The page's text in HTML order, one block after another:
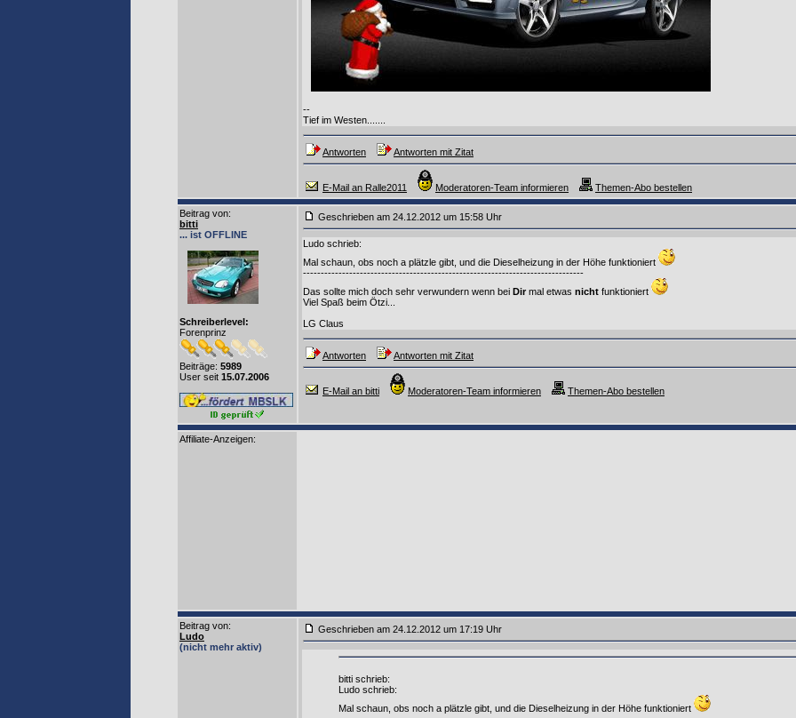
--
Tief im Westen.......
Antworten Antworten mit Zitat
E-Mail an Ralle2011 Moderatoren-Team informieren Themen-Abo bestellen
Beitrag von:
bitti
... ist OFFLINE
Schreiberlevel:
Forenprinz
Beiträge: 5989
User seit 15.07.2006
Geschrieben am 24.12.2012 um 15:58 Uhr
Ludo schrieb:
Mal schaun, obs noch a plätzle gibt, und die Dieselheizung in der Höhe funktioniert
-------------------------------------------------------------------------------
Das sollte mich doch sehr verwundern wenn bei Dir mal etwas nicht funktioniert
Viel Spaß beim Ötzi...
LG Claus
Antworten Antworten mit Zitat
E-Mail an bitti Moderatoren-Team informieren Themen-Abo bestellen
Affiliate-Anzeigen:
Beitrag von:
Ludo
(nicht mehr aktiv)
Geschrieben am 24.12.2012 um 17:19 Uhr
bitti schrieb:
Ludo schrieb:
Mal schaun, obs noch a plätzle gibt, und die Dieselheizung in der Höhe funktioniert